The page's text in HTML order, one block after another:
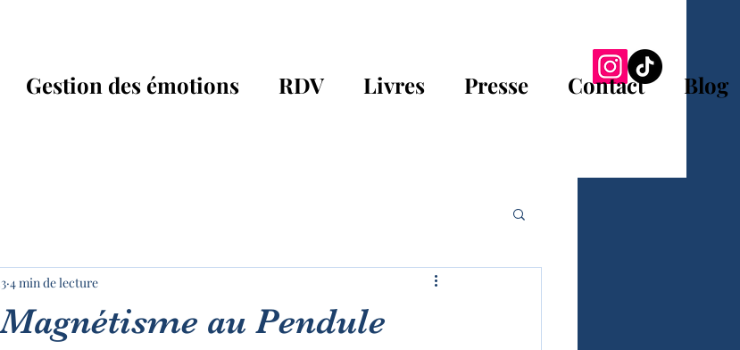
Gestion des émotions RDV Livres Presse Contact Blog
au Pendule
4 min de lecture